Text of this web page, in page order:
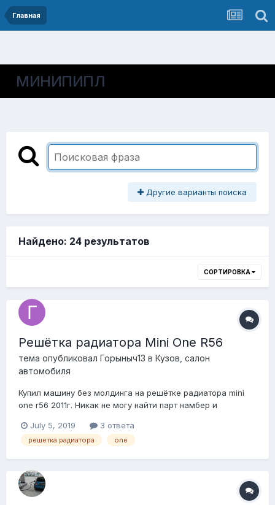
Главная
МИНИПИПЛ
Другие варианты поиска
Найдено: 24 результатов
СОРТИРОВКА
Решётка радиатора Mini One R56
тема опубликовал Горыныч13 в Кузов, салон
автомобиля
Купил машину без молдинга на решётке радиатора mini
one r56 2011г. Никак не могу найти парт намбер и
https://www.avito.ru/moskva/zapchasti_i_aksessuary/reshetk
a_v_bamper_mini_cooper_r55_r56_894465961 Молдинг(где
July 5, 2019 3 ответа
решетка радиатора one